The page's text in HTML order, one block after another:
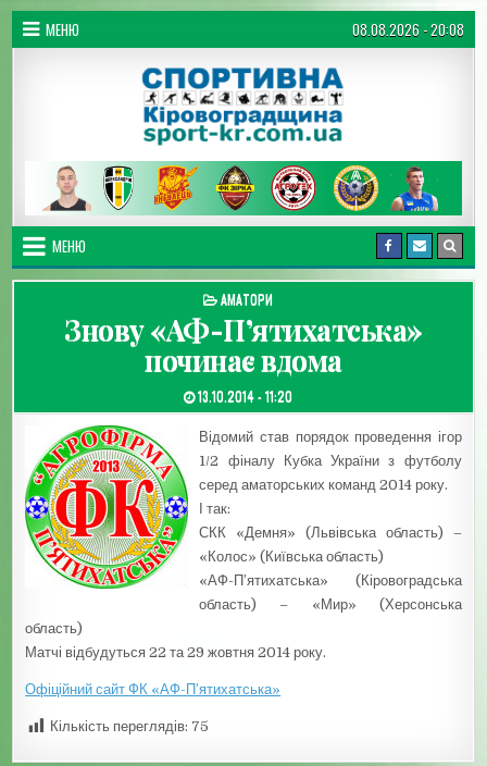
Перейти до вмісту
МЕНЮ 08.08.2026 - 20:08
Спортивна Кіровоградщина
МЕНЮ
ОПУБЛІКУВАТИ В
АМАТОРИ
Знову «АФ-П’ятихатська»
починає вдома
ДАТА ЗАПИСИ:
13.10.2014 - 11:20
Відомий став порядок проведення ігор
1/2 фіналу Кубка України з футболу
серед аматорських команд 2014 року.
І так:
СКК «Демня» (Львівська область) –
«Колос» (Київська область)
«АФ-П’ятихатська» (Кіровоградська
область) – «Мир» (Херсонська
область)
Матчі відбудуться 22 та 29 жовтня 2014 року.
Офіційний сайт ФК «АФ-П’ятихатська»
Кількість переглядів: 75